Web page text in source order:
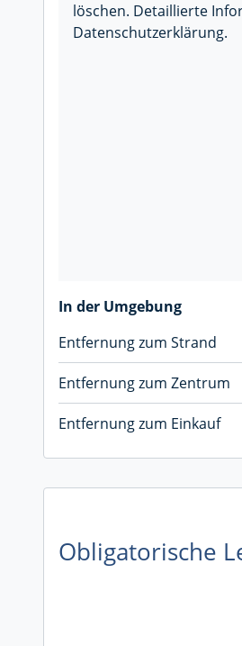
löschen. Detaillierte
Datenschutzerklärung.
In der Umgebung
Entfernung zum Strand
Entfernung zum Zentrum
Entfernung zum Einkauf
Obligatorische